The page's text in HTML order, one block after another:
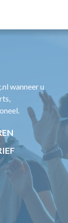
wanneer u